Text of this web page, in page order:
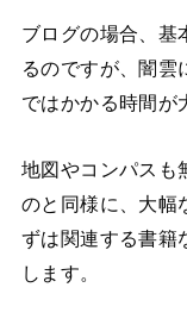
ブログの場合、基
るのですが、闇雲
ではかかる時間が
地図やコンパスも
のと同様に、大幅
ずは関連する書籍
します。